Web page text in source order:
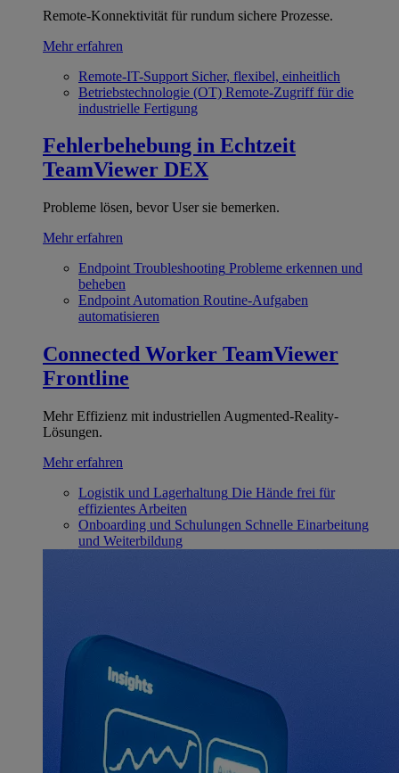
Remote-Konnektivität für rundum sichere Prozesse.
Mehr erfahren
Remote-IT-Support Sicher, flexibel, einheitlich
Betriebstechnologie (OT) Remote-Zugriff für die
industrielle Fertigung
Fehlerbehebung in Echtzeit
TeamViewer DEX
Probleme lösen, bevor User sie bemerken.
Mehr erfahren
Endpoint Troubleshooting Probleme erkennen und
beheben
Endpoint Automation Routine-Aufgaben
automatisieren
Connected Worker TeamViewer
Frontline
Mehr Effizienz mit industriellen Augmented-Reality-
Lösungen.
Mehr erfahren
Logistik und Lagerhaltung Die Hände frei für
effizientes Arbeiten
Onboarding und Schulungen Schnelle Einarbeitung
und Weiterbildung